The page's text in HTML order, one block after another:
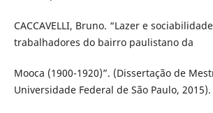
CACCAVELLI, Bruno. “Lazer e
trabalhadores do bairro paulistano da
Mooca (1900-1920)”. (Dissertação de
Universidade Federal de São Paulo, 2015).